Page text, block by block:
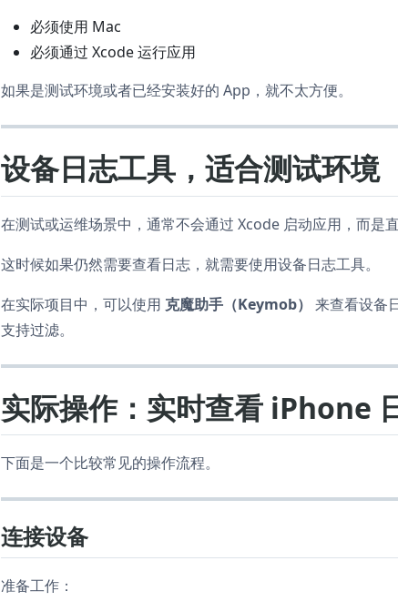
必须使用 Mac
必须通过 Xcode 运行应用
如果是测试环境或者已经安装好的 App，就不太方便。
设备日志工具，适合测试环境
在测试或运维场景中，通常不会通过 Xcode 启动应用，而是
这时候如果仍然需要查看日志，就需要使用设备日志工具。
在实际项目中，可以使用 克魔助手（Keymob） 来查看设备
支持过滤。
实际操作：实时查看 iPhone
下面是一个比较常见的操作流程。
连接设备
准备工作：